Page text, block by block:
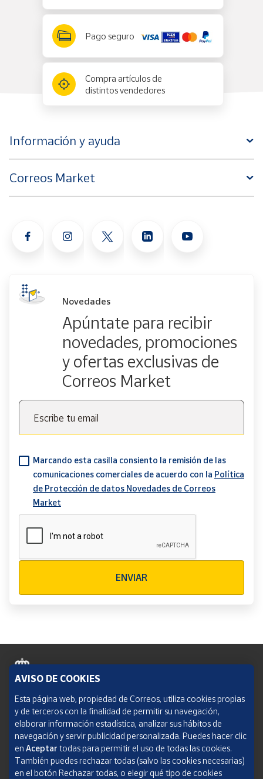
Pago seguro
Compra artículos de
distintos vendedores
Información y ayuda
Correos Market
Novedades
Apúntate para recibir
novedades, promociones
y ofertas exclusivas de
Correos Market
Escribe tu email
Marcando esta casilla consiento la remisión de las
comunicaciones comerciales de acuerdo con la Política
de Protección de datos Novedades de Correos
Market
ENVIAR
Política de cookies
Aviso legal
Condiciones del servicio
Política de Privacidad Web
AVISO DE COOKIES
Esta página web, propiedad de Correos, utiliza cookies propias
y de terceros con la finalidad de permitir su navegación,
elaborar información estadística, analizar sus hábitos de
navegación y servir publicidad personalizada. Puedes hacer clic
en Aceptar todas para permitir el uso de todas las cookies.
También puedes rechazar todas (salvo las cookies necesarias)
en el botón Rechazar todas, o elegir qué tipo de cookies